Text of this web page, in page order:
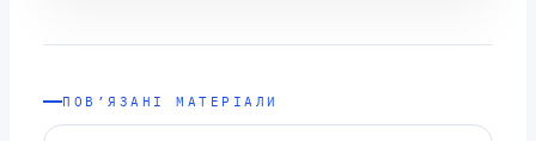
ПОВ’ЯЗАНІ МАТЕРІАЛИ